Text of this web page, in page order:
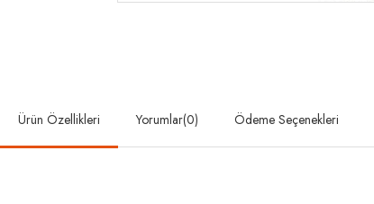
Ürün Özellikleri Yorumlar(0) Ödeme Seçenekleri